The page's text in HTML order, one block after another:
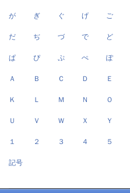
が ぎ ぐ げ ご
だ ぢ づ で ど
ぱ ぴ ぷ ぺ ぽ
Ａ Ｂ Ｃ Ｄ Ｅ
Ｋ Ｌ Ｍ Ｎ Ｏ
Ｕ Ｖ Ｗ Ｘ Ｙ
１ ２ ３ ４ ５
記号